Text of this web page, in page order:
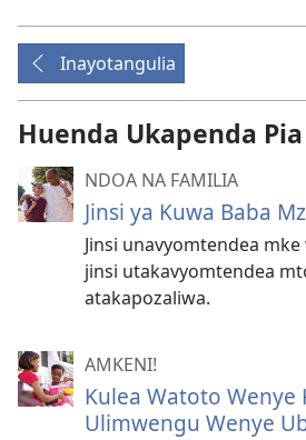
Inayotangulia
Huenda Ukapenda Pia
NDOA NA FAMILIA
Jinsi ya Kuwa Baba
Jinsi unavyomtendea
jinsi utakavyomtendea
atakapozaliwa.
AMKENI!
Kulea Watoto Wenye
Ulimwengu Wenye